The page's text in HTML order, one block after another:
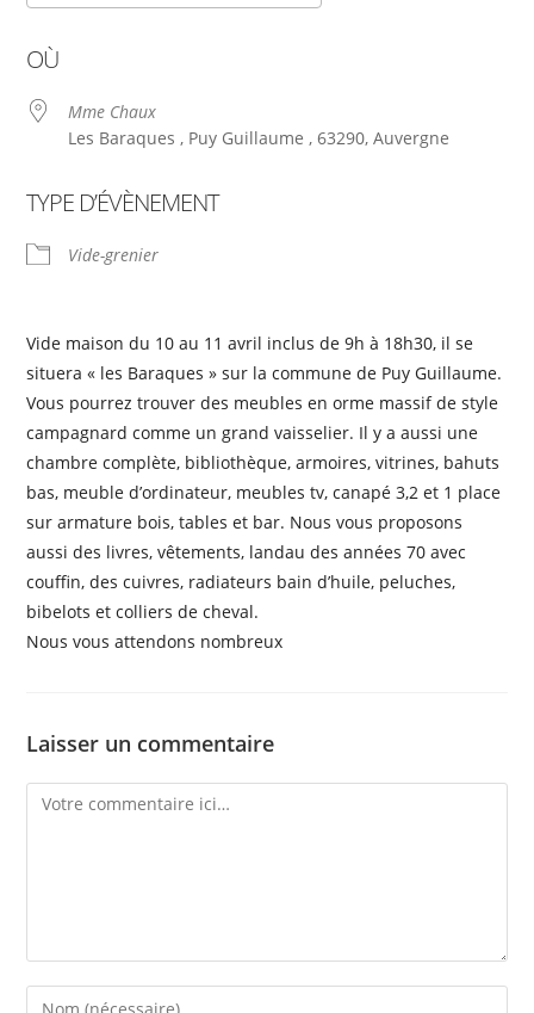
OÙ
Mme Chaux
Les Baraques , Puy Guillaume , 63290, Auvergne
TYPE D’ÉVÈNEMENT
Vide-grenier
Vide maison du 10 au 11 avril inclus de 9h à 18h30, il se
situera « les Baraques » sur la commune de Puy Guillaume.
Vous pourrez trouver des meubles en orme massif de style
campagnard comme un grand vaisselier. Il y a aussi une
chambre complète, bibliothèque, armoires, vitrines, bahuts
bas, meuble d’ordinateur, meubles tv, canapé 3,2 et 1 place
sur armature bois, tables et bar. Nous vous proposons
aussi des livres, vêtements, landau des années 70 avec
couffin, des cuivres, radiateurs bain d’huile, peluches,
bibelots et colliers de cheval.
Nous vous attendons nombreux
Laisser un commentaire